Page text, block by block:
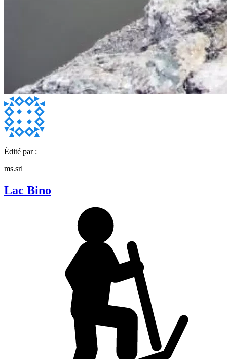
Édité par :
ms.srl
Lac Bino